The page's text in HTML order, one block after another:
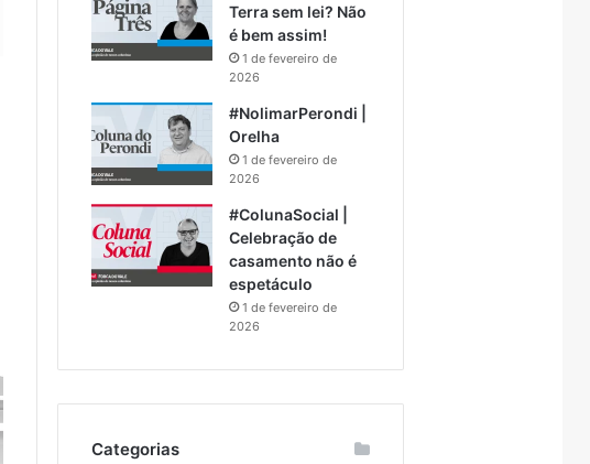
Terra sem lei? Não
é bem assim!
1 de fevereiro de
2026
#NolimarPerondi |
Orelha
1 de fevereiro de
2026
#ColunaSocial |
Celebração de
casamento não é
espetáculo
1 de fevereiro de
2026
Categorias